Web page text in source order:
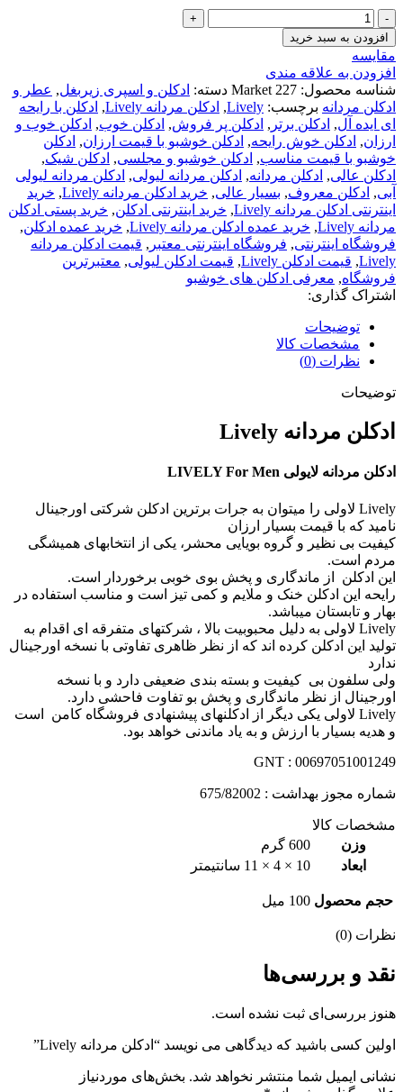
ادكلن
مردانه
Lively
عدد
افزودن به سبد خرید
مقايسه
افزودن به علاقه مندی
شناسه محصول: Market 227 دسته: ادکلن و اسپری زیربغل, عطر و
ادکلن مردانه برچسب: Lively
, ادكلن مردانه Lively , ادکلن با رایحه
ای ایده آل, ادکلن برتر , ادکلن پر فروش, ادکلن خوب, ادکلن خوب و
ارزان, ادکلن خوش رایحه, ادکلن خوشبو با قیمت ارزان, ادکلن
خوشبو با قیمت مناسب, ادکلن خوشبو و مجلسی, ادکلن شیک,
ادکلن عالی, ادکلن مردانه, ادکلن مردانه لیولی, ادکلن مردانه لیولی
آبی, ادکلن معروف, بسیار عالی, خرید ادكلن مردانه Lively , خرید
اینترنتی ادكلن مردانه Lively
, خرید اینترنتی ادکلن, خرید پستی ادكلن
مردانه Lively
, خرید عمده ادكلن مردانه Lively , خرید عمده ادکلن,
فروشگاه اینترنتی, فروشگاه اینترنتی معتبر , قیمت ادكلن مردانه
Lively
, قیمت ادکلن Lively , قیمت ادکلن لیولی, معتبرترین
فروشگاه, معرفی ادکلن های خوشبو
اشتراک گذاری:
توضیحات
مشخصات کالا
نظرات (0)
توضیحات
ادكلن مردانه Lively
ادکلن مردانه لایولی LIVELY For Men
Lively لاولی را میتوان به جرات برترین ادکلن شرکتی اورجینال
نامید که با قیمت بسیار ارزان
کیفیت بی نظیر و گروه بویایی محشر، یکی از انتخابهای همیشگی
مردم است.
این ادکلن از ماندگاری و پخش بوی خوبی برخوردار است.
رایحه این ادکلن خنک و ملایم و کمی تیز است و مناسب استفاده در
بهار و تابستان میباشد.
Lively لاولی به دلیل محبوبیت بالا ، شرکتهای متفرقه ای اقدام به
تولید این ادکلن کرده اند که از نظر ظاهری تفاوتی با نسخه اورجینال
ندارد
ولی سلفون بی کیفیت و بسته بندی ضعیفی دارد و با نسخه
اورجینال از نظر ماندگاری و پخش بو تفاوت فاحشی دارد.
Lively لاولی یکی دیگر از ادکلنهای پیشنهادی فروشگاه کامن است
و هدیه بسیار با ارزش و به یاد ماندنی خواهد بود.
GNT : 00697051001249
شماره مجوز بهداشت : 675/82002
مشخصات کالا
وزن
600 گرم
ابعاد
10 × 4 × 11 سانتیمتر
حجم محصول 100 میل
نظرات (0)
نقد و بررسی‌ها
هنوز بررسی‌ای ثبت نشده است.
اولین کسی باشید که دیدگاهی می نویسد “ادكلن مردانه Lively”
نشانی ایمیل شما منتشر نخواهد شد. بخش‌های موردنیاز